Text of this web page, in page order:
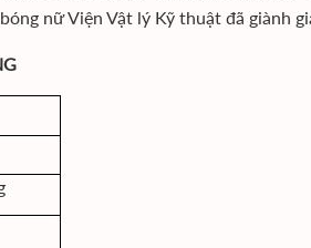
nữ Viện Vật lý Kỹ thuật đã giành